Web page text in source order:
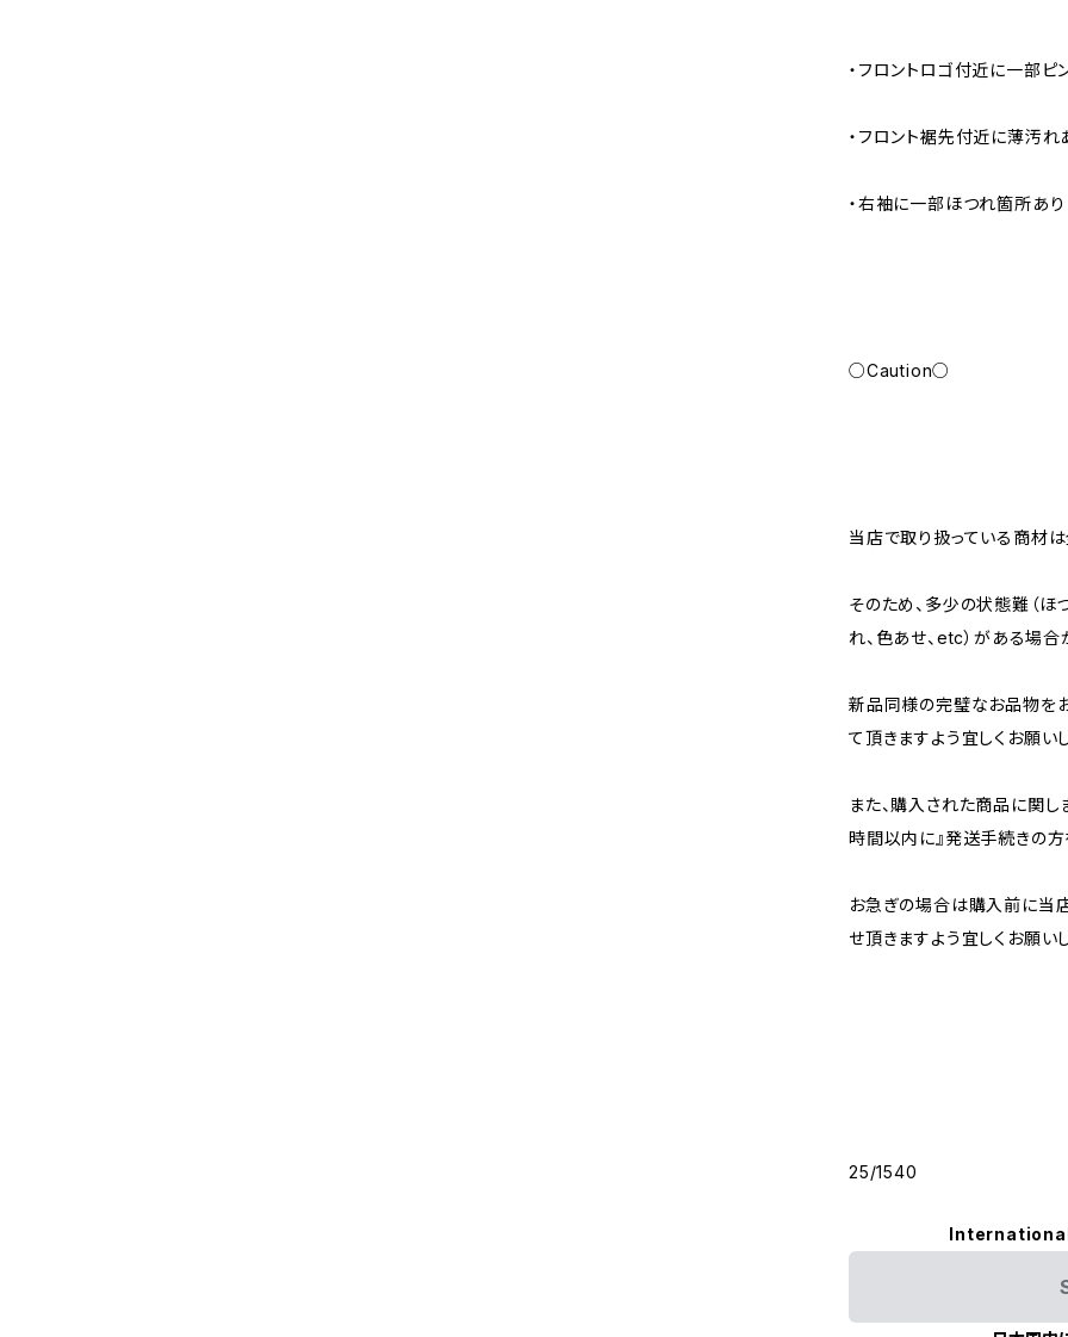
・フロントロゴ付近に一部ピ
・フロント裾先付近に薄汚れ
・右袖に一部ほつれ箇所あり
○Caution○
当店で取り扱っている商材は
そのため、多少の状態難（ほ
れ、色あせ、etc）がある場合
新品同様の完璧なお品物を
て頂きますよう宜しくお願いし
また、購入された商品に関し
時間以内に』発送手続きの方
お急ぎの場合は購入前に当
せ頂きますよう宜しくお願いし
25/1540